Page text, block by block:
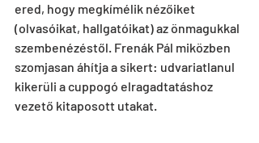
ered, hogy megkímélik nézőiket
(olvasóikat, hallgatóikat) az önmagukkal
szembenézéstől. Frenák Pál miközben
szomjasan áhítja a sikert: udvariatlanul
kikerüli a cuppogó elragadtatáshoz
vezető kitaposott utakat.